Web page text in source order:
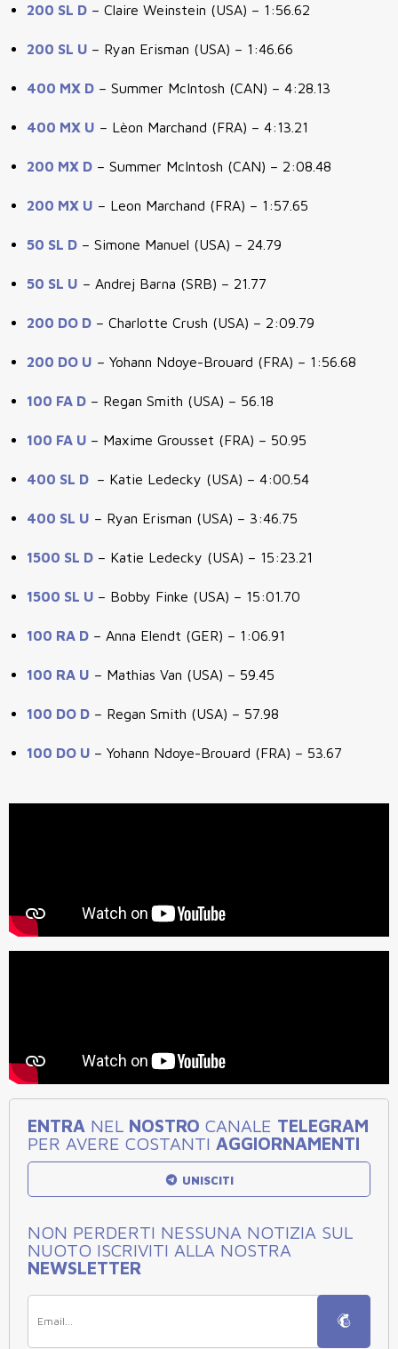
200 SL D – Claire Weinstein (USA) – 1:56.62
200 SL U – Ryan Erisman (USA) – 1:46.66
400 MX D – Summer McIntosh (CAN) – 4:28.13
400 MX U – Lèon Marchand (FRA) – 4:13.21
200 MX D – Summer McIntosh (CAN) – 2:08.48
200 MX U – Leon Marchand (FRA) – 1:57.65
50 SL D – Simone Manuel (USA) – 24.79
50 SL U – Andrej Barna (SRB) – 21.77
200 DO D – Charlotte Crush (USA) – 2:09.79
200 DO U – Yohann Ndoye-Brouard (FRA) – 1:56.68
100 FA D – Regan Smith (USA) – 56.18
100 FA U – Maxime Grousset (FRA) – 50.95
400 SL D – Katie Ledecky (USA) – 4:00.54
400 SL U – Ryan Erisman (USA) – 3:46.75
1500 SL D – Katie Ledecky (USA) – 15:23.21
1500 SL U – Bobby Finke (USA) – 15:01.70
100 RA D – Anna Elendt (GER) – 1:06.91
100 RA U – Mathias Van (USA) – 59.45
100 DO D – Regan Smith (USA) – 57.98
100 DO U – Yohann Ndoye-Brouard (FRA) – 53.67
ENTRA NEL NOSTRO CANALE TELEGRAM
PER AVERE COSTANTI AGGIORNAMENTI
UNISCITI
NON PERDERTI NESSUNA NOTIZIA SUL
NUOTO ISCRIVITI ALLA NOSTRA
NEWSLETTER